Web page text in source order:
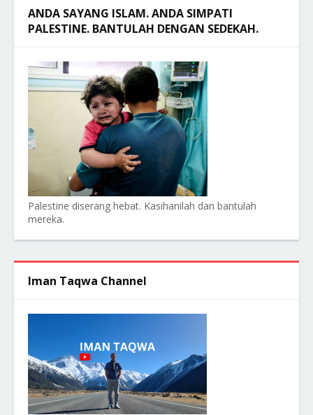
ANDA SAYANG ISLAM. ANDA SIMPATI
PALESTINE. BANTULAH DENGAN SEDEKAH.
Palestine diserang hebat. Kasihanilah dan bantulah
mereka.
Iman Taqwa Channel